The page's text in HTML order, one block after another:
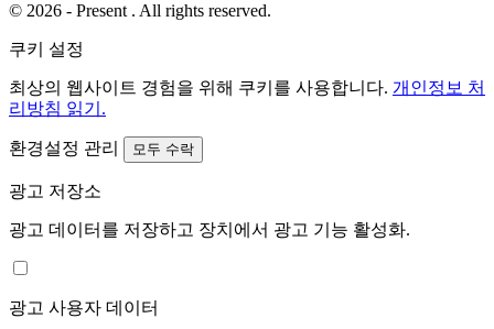
© 2026 - Present . All rights reserved.
쿠키 설정
최상의 웹사이트 경험을 위해 쿠키를 사용합니다. 개인정보 처
리방침 읽기.
환경설정 관리 모두 수락
광고 저장소
광고 데이터를 저장하고 장치에서 광고 기능 활성화.
광고 사용자 데이터